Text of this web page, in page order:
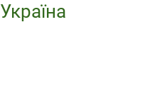
Україна